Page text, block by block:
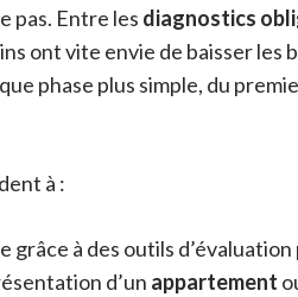
pas. Entre les diagnostics
ont vite envie de baisser les
phase plus simple, du
à :
grâce à des outils
d’un appartement